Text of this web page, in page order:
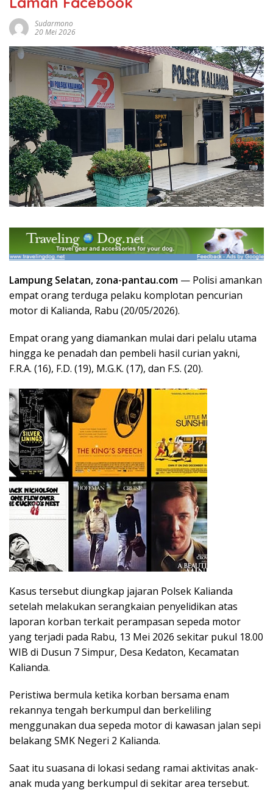
Sudarmono
20 Mei 2026
Lampung Selatan, zona-pantau.com — Polisi amankan
empat orang terduga pelaku komplotan pencurian
motor di Kalianda, Rabu (20/05/2026).
Empat orang yang diamankan mulai dari pelalu utama
hingga ke penadah dan pembeli hasil curian yakni,
F.R.A. (16), F.D. (19), M.G.K. (17), dan F.S. (20).
Kasus tersebut diungkap jajaran Polsek Kalianda
setelah melakukan serangkaian penyelidikan atas
laporan korban terkait perampasan sepeda motor
yang terjadi pada Rabu, 13 Mei 2026 sekitar pukul 18.00
WIB di Dusun 7 Simpur, Desa Kedaton, Kecamatan
Kalianda.
Peristiwa bermula ketika korban bersama enam
rekannya tengah berkumpul dan berkeliling
menggunakan dua sepeda motor di kawasan jalan sepi
belakang SMK Negeri 2 Kalianda.
Saat itu suasana di lokasi sedang ramai aktivitas anak-
anak muda yang berkumpul di sekitar area tersebut.